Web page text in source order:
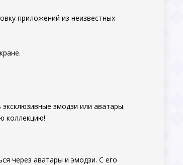
приложений из неизвестных
эмодзи или аватары.
коллекцию!
через аватары и эмодзи. С его